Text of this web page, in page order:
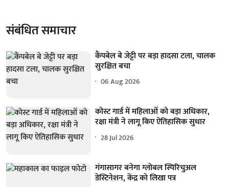
संबंधित समाचार
कैंपबेल बे जेट्टी पर बड़ा हादसा टला, चालक
सुरक्षित बचा
06 Aug 2026
कोस्ट गार्ड में महिलाओं को बड़ा अधिकार,
रक्षा मंत्री ने लागू किए ऐतिहासिक सुधार
28 Jul 2026
गंगासागर बनेगा ग्लोबल स्पिरिचुअल
डेस्टिनेशन, केंद्र को लिखा पत्र